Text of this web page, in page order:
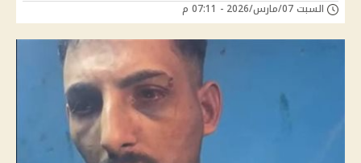
السبت 07/مارس/2026 - 07:11 م